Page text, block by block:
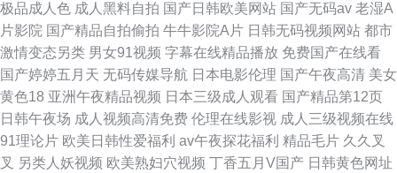
极品成人色 成人黑料自拍 国产日韩欧美网站 国产无码av 老湿A
片影院 国产精品自拍偷拍 牛牛影院A片 日韩无码视频网站 都市
激情变态另类 男女91视频 字幕在线精品播放 免费国产在线看
国产婷婷五月天 无码传媒导航 日本电影伦理 国产午夜高清 美女
黄色18 亚洲午夜精品视频 日本三级成人观看 国产精品第12页
日韩午夜场 成人视频高清免费 伦理在线影视 成人三级视频在线
91理论片 欧美日韩性爱福利 av午夜探花福利 精品毛片 久久叉
叉 另类人妖视频 欧美熟妇穴视频 丁香五月V国产 日韩黄色网址